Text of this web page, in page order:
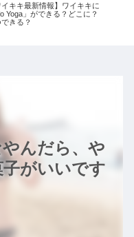
イキキ最新情報】ワイキキに
Yoga」ができる？どこに？
きる？
んだら、や
がいいです